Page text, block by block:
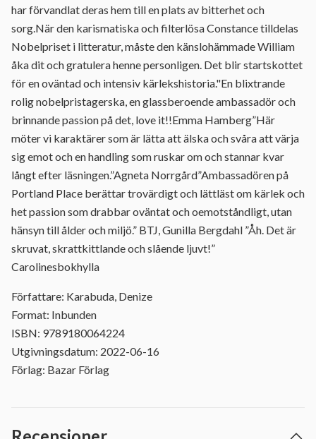
har förvandlat deras hem till en plats av bitterhet och
sorg.När den karismatiska och filterlösa Constance tilldelas
Nobelpriset i litteratur, måste den känslohämmade William
åka dit och gratulera henne personligen. Det blir startskottet
för en oväntad och intensiv kärlekshistoria."En blixtrande
rolig nobelpristagerska, en glassberoende ambassadör och
brinnande passion på det, love it!!Emma Hamberg”Här
möter vi karaktärer som är lätta att älska och svåra att värja
sig emot och en handling som ruskar om och stannar kvar
långt efter läsningen.”Agneta Norrgård”Ambassadören på
Portland Place berättar trovärdigt och lättläst om kärlek och
het passion som drabbar oväntat och oemotståndligt, utan
hänsyn till ålder och miljö.” BTJ, Gunilla Bergdahl ”Åh. Det är
skruvat, skrattkittlande och slående ljuvt!”
Carolinesbokhylla
Författare: Karabuda, Denize
Format: Inbunden
ISBN: 9789180064224
Utgivningsdatum: 2022-06-16
Förlag: Bazar Förlag